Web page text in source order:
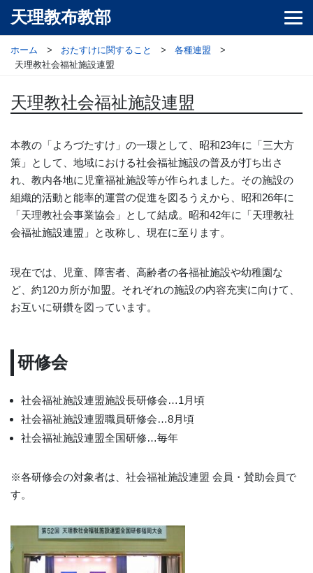
天理教布教部
ホーム おたすけに関すること
各種連盟
天理教社会福祉施設連盟
天理教社会福祉施設連盟
本教の「よろづたすけ」の一環として、昭和23年に「三大方
策」として、地域における社会福祉施設の普及が打ち出さ
れ、教内各地に児童福祉施設等が作られました。その施設の
組織的活動と能率的運営の促進を図るうえから、昭和26年に
「天理教社会事業協会」として結成。昭和42年に「天理教社
会福祉施設連盟」と改称し、現在に至ります。
現在では、児童、障害者、高齢者の各福祉施設や幼稚園な
ど、約120カ所が加盟。それぞれの施設の内容充実に向けて、
お互いに研鑽を図っています。
研修会
社会福祉施設連盟施設長研修会…1月頃
社会福祉施設連盟職員研修会…8月頃
社会福祉施設連盟全国研修…毎年
※各研修会の対象者は、社会福祉施設連盟 会員・賛助会員で
す。